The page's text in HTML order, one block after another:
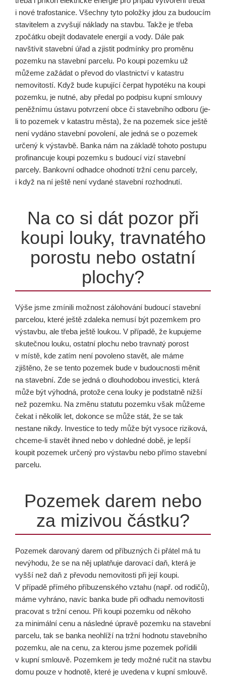
i nové trafostanice. Všechny tyto položky jdou za budoucím
stavitelem a zvyšují náklady na stavbu. Takže je třeba
zpočátku obejít dodavatele energií a vody. Dále pak
navštívit stavební úřad a zjistit podmínky pro proměnu
pozemku na stavební parcelu. Po koupi pozemku už
můžeme zažádat o převod do vlastnictví v katastru
nemovitostí. Když bude kupující čerpat hypotéku na koupi
pozemku, je nutné, aby předal po podpisu kupní smlouvy
peněžnímu ústavu potvrzení obce či stavebního odboru (je-
li to pozemek v katastru města), že na pozemek sice ještě
není vydáno stavební povolení, ale jedná se o pozemek
určený k výstavbě. Banka nám na základě tohoto postupu
profinancuje koupi pozemku s budoucí vizí stavební
parcely. Bankovní odhadce ohodnotí tržní cenu parcely,
i když na ní ještě není vydané stavební rozhodnutí.
Na co si dát pozor při
koupi louky, travnatého
porostu nebo ostatní
plochy?
Výše jsme zmínili možnost zálohování budoucí stavební
parcelou, které ještě zdaleka nemusí být pozemkem pro
výstavbu, ale třeba ještě loukou. V případě, že kupujeme
skutečnou louku, ostatní plochu nebo travnatý porost
v místě, kde zatím není povoleno stavět, ale máme
zjištěno, že se tento pozemek bude v budoucnosti měnit
na stavební. Zde se jedná o dlouhodobou investici, která
může být výhodná, protože cena louky je podstatně nižší
než pozemku. Na změnu statutu pozemku však můžeme
čekat i několik let, dokonce se může stát, že se tak
nestane nikdy. Investice to tedy může být vysoce riziková,
chceme-li stavět ihned nebo v dohledné době, je lepší
koupit pozemek určený pro výstavbu nebo přímo stavební
parcelu.
Pozemek darem nebo
za mizivou částku?
Pozemek darovaný darem od příbuzných či přátel má tu
nevýhodu, že se na něj uplatňuje darovací daň, která je
vyšší než daň z převodu nemovitosti při její koupi.
V případě přímého příbuzenského vztahu (např. od rodičů),
máme vyhráno, navíc banka bude při odhadu nemovitosti
pracovat s tržní cenou. Při koupi pozemku od někoho
za minimální cenu a následné úpravě pozemku na stavební
parcelu, tak se banka neohlíží na tržní hodnotu stavebního
pozemku, ale na cenu, za kterou jsme pozemek pořídili
v kupní smlouvě. Pozemkem je tedy možné ručit na stavbu
domu pouze v hodnotě, které je uvedena v kupní smlouvě.